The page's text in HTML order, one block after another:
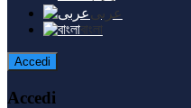
عربى
বাংলা
Accedi
Accedi